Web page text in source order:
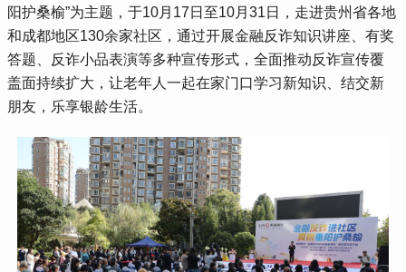
阳护桑榆”为主题，于10月17日至10月31日，走进贵州省各地
和成都地区130余家社区，通过开展金融反诈知识讲座、有奖
答题、反诈小品表演等多种宣传形式，全面推动反诈宣传覆
盖面持续扩大，让老年人一起在家门口学习新知识、结交新
朋友，乐享银龄生活。